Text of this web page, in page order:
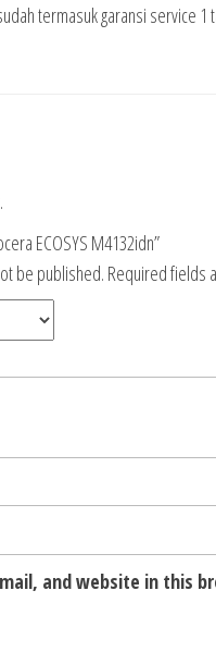
termasuk garansi service 1
ECOSYS M4132idn”
be published. Required fields
and website in this